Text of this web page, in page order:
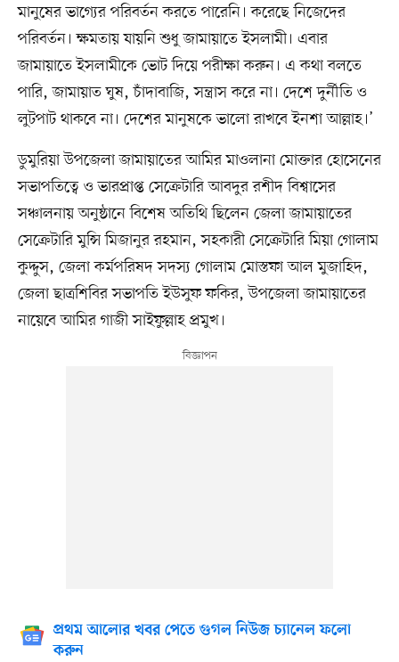
মানুষের ভাগ্যের পরিবর্তন করতে পারেনি। করেছে নিজেদের
পরিবর্তন। ক্ষমতায় যায়নি শুধু জামায়াতে ইসলামী। এবার
জামায়াতে ইসলামীকে ভোট দিয়ে পরীক্ষা করুন। এ কথা বলতে
পারি, জামায়াত ঘুষ, চাঁদাবাজি, সন্ত্রাস করে না। দেশে দুর্নীতি ও
লুটপাট থাকবে না। দেশের মানুষকে ভালো রাখবে ইনশা আল্লাহ।’
ডুমুরিয়া উপজেলা জামায়াতের আমির মাওলানা মোক্তার হোসেনের
সভাপতিত্বে ও ভারপ্রাপ্ত সেক্রেটারি আবদুর রশীদ বিশ্বাসের
সঞ্চালনায় অনুষ্ঠানে বিশেষ অতিথি ছিলেন জেলা জামায়াতের
সেক্রেটারি মুন্সি মিজানুর রহমান, সহকারী সেক্রেটারি মিয়া গোলাম
কুদ্দুস, জেলা কর্মপরিষদ সদস্য গোলাম মোস্তফা আল মুজাহিদ,
জেলা ছাত্রশিবির সভাপতি ইউসুফ ফকির, উপজেলা জামায়াতের
নায়েবে আমির গাজী সাইফুল্লাহ প্রমুখ।
প্রথম আলোর খবর পেতে গুগল নিউজ চ্যানেল ফলো
করুন